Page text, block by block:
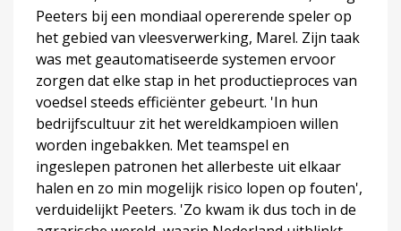
Peeters bij een mondiaal opererende speler op
het gebied van vleesverwerking, Marel. Zijn taak
was met geautomatiseerde systemen ervoor
zorgen dat elke stap in het productieproces van
voedsel steeds efficiënter gebeurt. 'In hun
bedrijfscultuur zit het wereldkampioen willen
worden ingebakken. Met teamspel en
ingeslepen patronen het allerbeste uit elkaar
halen en zo min mogelijk risico lopen op fouten',
verduidelijkt Peeters. 'Zo kwam ik dus toch in de